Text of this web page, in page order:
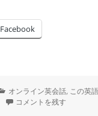
Facebook
カ
テ
オンライン英会話, この英
lose one’s train of
コメントを残す